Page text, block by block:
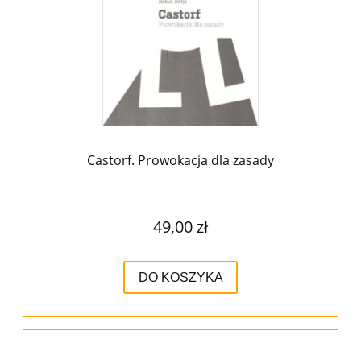
Castorf. Prowokacja dla zasady
49,00 zł
DO KOSZYKA